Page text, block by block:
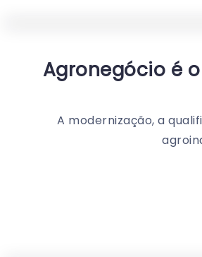
Agronegócio é
A modernização, a